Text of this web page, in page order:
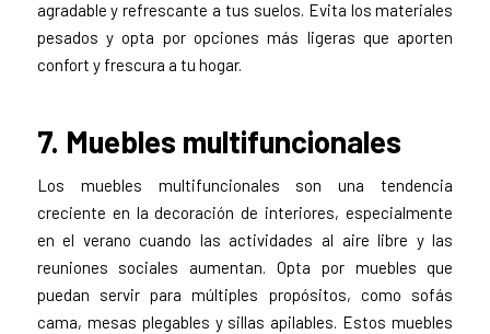
agradable y refrescante a tus suelos. Evita los materiales
pesados y opta por opciones más ligeras que aporten
confort y frescura a tu hogar.
7. Muebles multifuncionales
Los muebles multifuncionales son una tendencia
creciente en la decoración de interiores, especialmente
en el verano cuando las actividades al aire libre y las
reuniones sociales aumentan. Opta por muebles que
puedan servir para múltiples propósitos, como sofás
cama, mesas plegables y sillas apilables. Estos muebles